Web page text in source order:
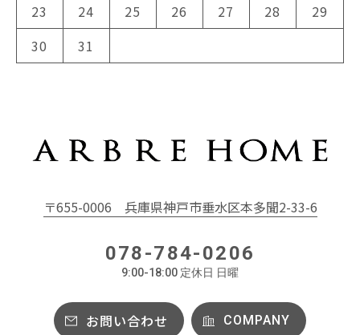
23
24 25 26 27 28
29
30
31
〒655-0006 兵庫県神戸市垂水区本多聞2-33-6
078-784-0206
9:00-18:00 定休日 日曜
お問い合わせ COMPANY